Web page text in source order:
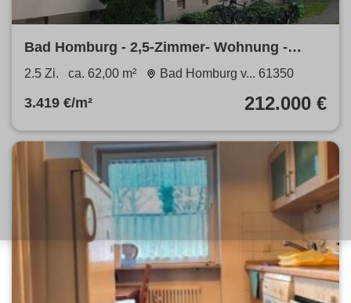
Bad Homburg - 2,5-Zimmer- Wohnung -
provisionsfrei!!!
2.5 Zi. ca. 62,00 m² Bad Homburg v... 61350
3.419 €/m² 212.000 €